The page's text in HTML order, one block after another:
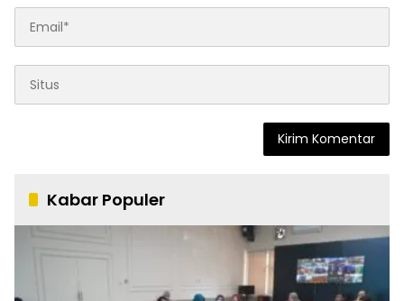
Kabar Populer